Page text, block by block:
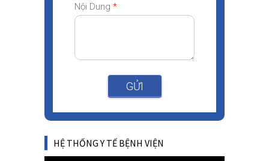
Nội Dung *
GỬI
HỆ THỐNG Y TẾ BỆNH VIỆN